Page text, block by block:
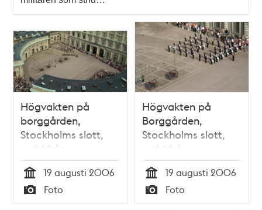
Högvakten på
borggården,
Stockholms slott,
sedd från
Storkyrkans torn
Tid
19 augusti 2006
Typ
Foto
Högvakten på
Borggården,
Stockholms slott,
sedd från
Storkyrkans torn
Tid
19 augusti 2006
Typ
Foto